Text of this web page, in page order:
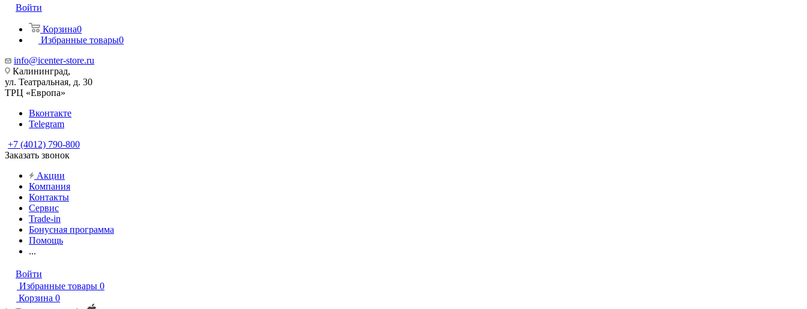
Войти
Корзина0
Избранные товары0
info@icenter-store.ru
Калининград,
ул. Театральная, д. 30
ТРЦ «Европа»
Вконтакте
Telegram
+7 (4012) 790-800
Заказать звонок
Акции
Компания
Контакты
Сервис
Trade-in
Бонусная программа
Помощь
...
Войти
Избранные товары 0
Корзина 0